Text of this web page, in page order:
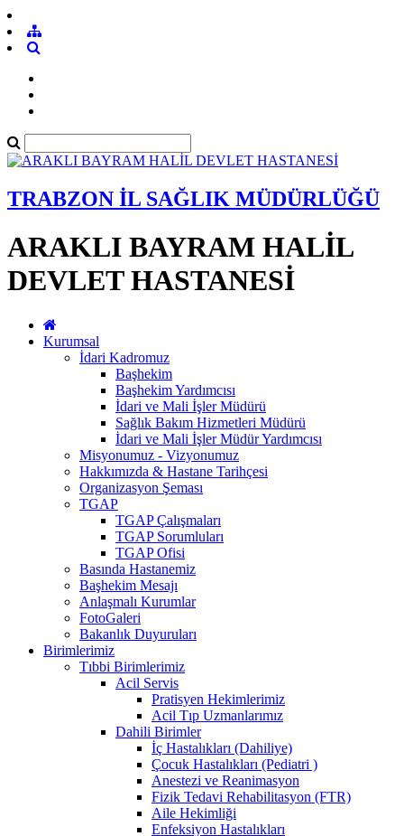
TRABZON İL SAĞLIK MÜDÜRLÜĞÜ
ARAKLI BAYRAM HALİL
DEVLET HASTANESİ
Kurumsal
İdari Kadromuz
Başhekim
Başhekim Yardımcısı
İdari ve Mali İşler Müdürü
Sağlık Bakım Hizmetleri Müdürü
İdari ve Mali İşler Müdür Yardımcısı
Misyonumuz - Vizyonumuz
Hakkımızda & Hastane Tarihçesi
Organizasyon Şeması
TGAP
TGAP Çalışmaları
TGAP Sorumluları
TGAP Ofisi
Basında Hastanemiz
Başhekim Mesajı
Anlaşmalı Kurumlar
FotoGaleri
Bakanlık Duyuruları
Birimlerimiz
Tıbbi Birimlerimiz
Acil Servis
Pratisyen Hekimlerimiz
Acil Tıp Uzmanlarımız
Dahili Birimler
İç Hastalıkları (Dahiliye)
Çocuk Hastalıkları (Pediatri )
Anestezi ve Reanimasyon
Fizik Tedavi Rehabilitasyon (FTR)
Aile Hekimliği
Enfeksiyon Hastalıkları